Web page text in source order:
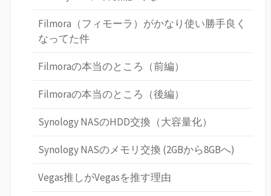
Filmora（フィモーラ）がかなり使い勝手良く
なってた件
Filmoraの本当のところ（前編）
Filmoraの本当のところ（後編）
Synology NASのHDD交換（大容量化）
Synology NASのメモリ交換 (2GBから8GBへ)
Vegas推しがVegasを推す理由